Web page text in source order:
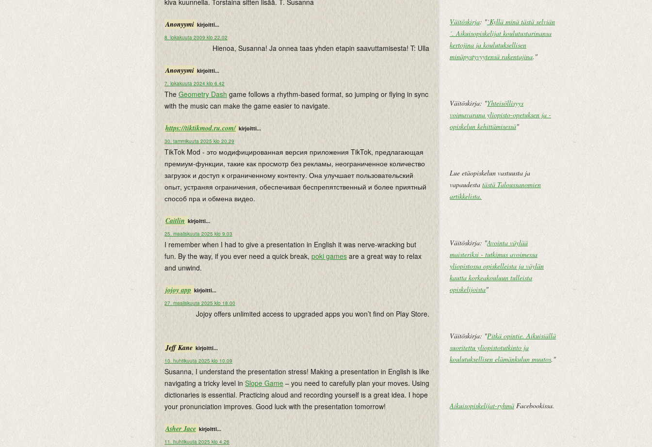
kiva kuunnella. Torstaina sitten lisää. T. Susanna
Anonyymi kirjoitti...
8. lokakuuta 2009 klo 22.02
Hienoa, Susanna! Ja onnea taas yhden etapin saavuttamisesta! T: Ulla
Anonyymi kirjoitti...
7. lokakuuta 2024 klo 6.42
The Geometry Dash game follows a rhythm-based format, so jumping or flying in sync
with the music can make the game easier to navigate.
https://tiktikmod.ru.com/ kirjoitti...
30. tammikuuta 2025 klo 20.29
TikTok Mod - это модифицированная версия приложения TikTok, предлагающая
премиум-функции, такие как просмотр без рекламы, неограниченное количество
загрузок и доступ к ограниченному контенту. Она улучшает пользовательский
опыт, устраняя ограничения, обеспечивая беспрепятственный и более приятный
способ пра и обмена видео.
Caitlin kirjoitti...
25. maaliskuuta 2025 klo 9.03
I remember when I had to give a presentation in English it was nerve-wracking but
fun. By the way, if you ever need a quick break, poki games are a great way to relax
and unwind.
jojoy app kirjoitti...
27. maaliskuuta 2025 klo 18.00
Jojoy offers unlimited access to upgraded apps you won’t find on Play Store.
Jeff Kane kirjoitti...
10. huhtikuuta 2025 klo 10.09
Susanna, I understand the presentation stress! Making a presentation in English is like
navigating a tricky level in Slope Game – you need to carefully plan your moves. Using
dictionaries is essential. Practicing aloud and recording yourself is a great idea. I hope
your pronunciation improves. Good luck with the presentation tomorrow!
Asher Jace kirjoitti...
11. huhtikuuta 2025 klo 4.26
Väitöskirja: "`Kyllä minä tästä selviän
´. Aikuisopiskelijat koulutustarinansa
kertojina ja koulutuksellisen
minäpystyvyytensä rakentajina."
Väitöskirja: "Yhteisöllisyys
voimavarana yliopisto-opetuksen ja -
opiskelun kehittämisessä"
Lue etäopiskelun vastuusta ja
vapaudesta tästä Taloussanomien
artikkelista.
Väitöskirja: "Avointa väylää
maisteriksi - tutkimus avoimessa
yliopistossa opiskelleista ja väylän
kautta korkeakouluun tulleista
opiskelijoista"
Väitöskirja: "Pitkä opintie. Aikuisiällä
suoritettu yliopistotutkinto ja
koulutuksellisen elämänkulun muutos."
Aikuisopiskelijat-ryhmä Facebookissa.